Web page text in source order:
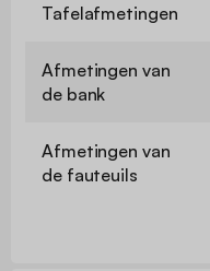
Tafelafmetingen
Afmetingen van
de bank
Afmetingen van
de fauteuils